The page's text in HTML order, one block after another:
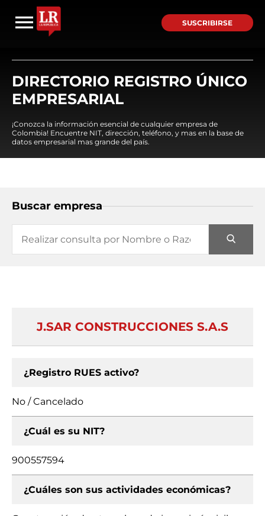
SUSCRIBIRSE
DIRECTORIO REGISTRO ÚNICO
EMPRESARIAL
¡Conozca la información esencial de cualquier empresa de
Colombia! Encuentre NIT, dirección, teléfono, y mas en la base de
datos empresarial mas grande del país.
Buscar empresa
J.SAR CONSTRUCCIONES S.A.S
¿Registro RUES activo?
No / Cancelado
¿Cuál es su NIT?
900557594
¿Cuáles son sus actividades económicas?